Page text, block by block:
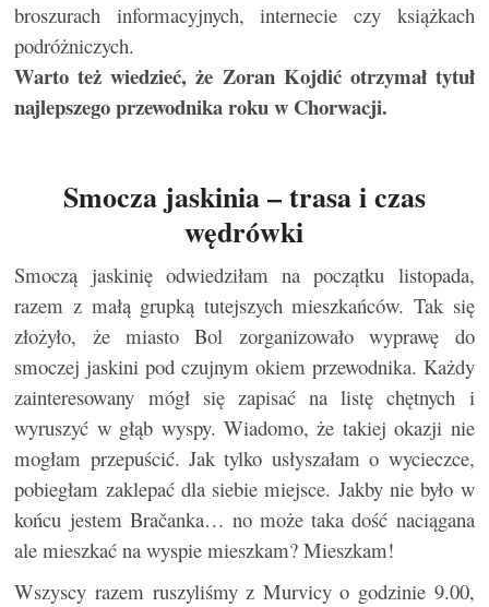
broszurach informacyjnych, internecie czy książkach
podróżniczych.
Warto też wiedzieć, że Zoran Kojdić otrzymał tytuł
najlepszego przewodnika roku w Chorwacji.
Smocza jaskinia – trasa i czas
wędrówki
Smoczą jaskinię odwiedziłam na początku listopada,
razem z małą grupką tutejszych mieszkańców. Tak się
złożyło, że miasto Bol zorganizowało wyprawę do
smoczej jaskini pod czujnym okiem przewodnika. Każdy
zainteresowany mógł się zapisać na listę chętnych i
wyruszyć w głąb wyspy. Wiadomo, że takiej okazji nie
mogłam przepuścić. Jak tylko usłyszałam o wycieczce,
pobiegłam zaklepać dla siebie miejsce. Jakby nie było w
końcu jestem Bračanka… no może taka dość naciągana
ale mieszkać na wyspie mieszkam? Mieszkam!
Wszyscy razem ruszyliśmy z Murvicy o godzinie 9.00,